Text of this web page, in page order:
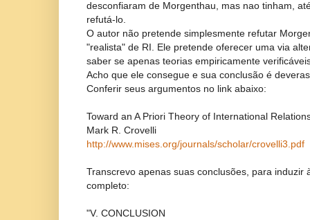
desconfiaram de Morgenthau, mas nao tinham,
refutá-lo.
O autor não pretende simplesmente refutar
"realista" de RI. Ele pretende oferecer uma via
saber se apenas teorias empiricamente
Acho que ele consegue e sua conclusão é
Conferir seus argumentos no link abaixo:
Toward an A Priori Theory of International
Mark R. Crovelli
http://www.mises.org/journals/scholar/crovelli3.pdf
Transcrevo apenas suas conclusões, para induzir
completo:
"V. CONCLUSION